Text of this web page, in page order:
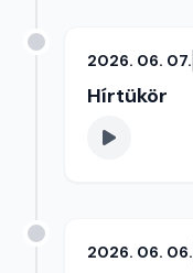
2026. 06. 07.
Hírtükör
2026. 06. 06.